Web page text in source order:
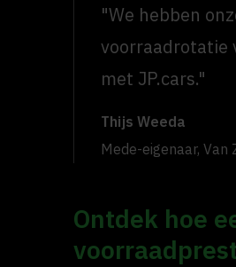
"We hebben
voorraadrotatie
met JP.cars."
Thijs Weeda
Mede-eigenaar, Van
Ontdek hoe